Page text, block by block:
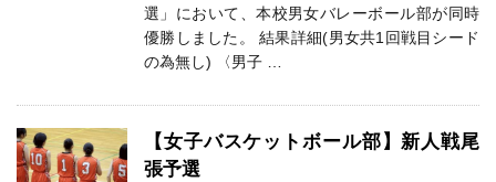
選」において、本校男女バレーボール部が同時
優勝しました。 結果詳細(男女共1回戦目シード
の為無し) 〈男子 …
【女子バスケットボール部】新人戦尾
張予選